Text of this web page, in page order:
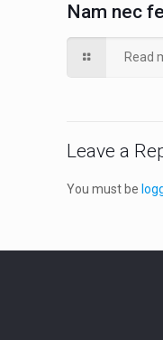
Nam nec
Read
Leave a
You must be